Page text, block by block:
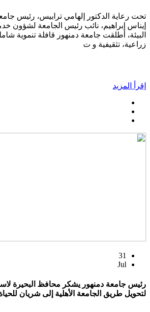
تحت رعاية الدكتور إلهامي ترابيس، رئيس
إيناس إبراهيم، نائب رئيس الجامعة لشؤون
البيئة، أطلقت جامعة دمنهور قافلة تنموية
زراعية، تثقيفية و ت
إقرأ المزيد
31
Jul
رئيس جامعة دمنهور يشكر محافظ البحيرة
لتحويل طريق الجامعة الأهلية إلى شريان